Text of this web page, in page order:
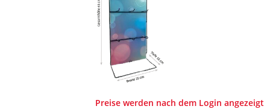
Preise werden nach dem Login angezeigt